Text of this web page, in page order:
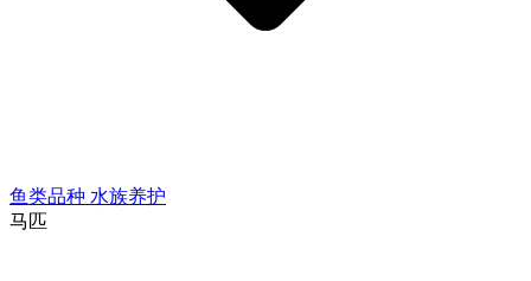
鱼类品种 水族养护
马匹